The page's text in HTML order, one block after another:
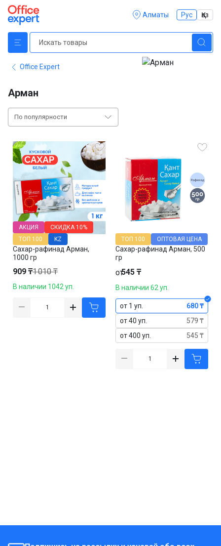
Алматы Рус Қаз
Office Expert
Арман
По популярности
Сахар-рафинад Арман,
1000 гр
АКЦИЯ СКИДКА 10%
ТОП 100
KZ
909 ₸1 010 ₸
В наличии 1042 уп.
Сахар-рафинад Арман, 500
гр
ТОП 100 ОПТОВАЯ ЦЕНА
от545 ₸
В наличии 62 уп.
от 1 уп.
680 ₸
от 40 уп.
579 ₸
от 400 уп.
545 ₸